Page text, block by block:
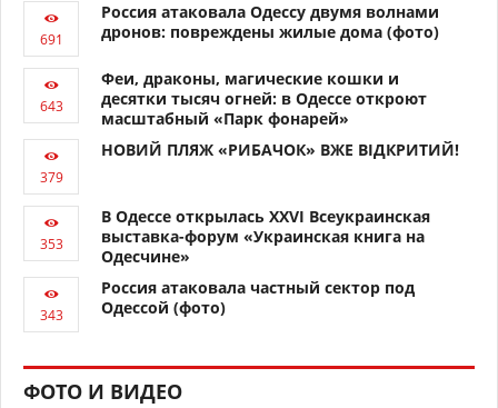
Россия атаковала Одессу двумя волнами
дронов: повреждены жилые дома (фото)
Феи, драконы, магические кошки и
десятки тысяч огней: в Одессе откроют
масштабный «Парк фонарей»
НОВИЙ ПЛЯЖ «РИБАЧОК» ВЖЕ ВІДКРИТИЙ!
В Одессе открылась XXVI Всеукраинская
выставка-форум «Украинская книга на
Одесчине»
Россия атаковала частный сектор под
Одессой (фото)
ФОТО И ВИДЕО